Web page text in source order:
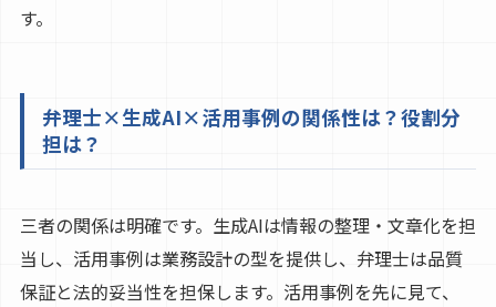
す。
弁理士×生成AI×活用事例の関係性は？役割分
担は？
三者の関係は明確です。生成AIは情報の整理・文章化を担
当し、活用事例は業務設計の型を提供し、弁理士は品質
保証と法的妥当性を担保します。活用事例を先に見て、